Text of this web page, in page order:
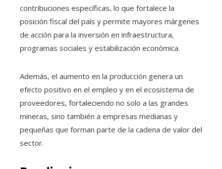
contribuciones específicas, lo que fortalece la
posición fiscal del país y permite mayores márgenes
de acción para la inversión en infraestructura,
programas sociales y estabilización económica.
Además, el aumento en la producción genera un
efecto positivo en el empleo y en el ecosistema de
proveedores, fortaleciendo no solo a las grandes
mineras, sino también a empresas medianas y
pequeñas que forman parte de la cadena de valor del
sector.